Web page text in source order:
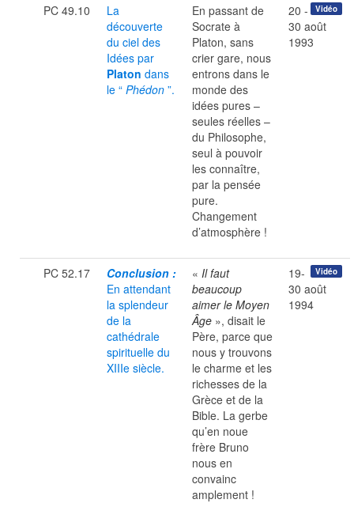
PC 49.10
La
découverte
du ciel des
Idées par
Platon dans
le “ Phédon ”.
En passant de
Socrate à
Platon, sans
crier gare, nous
entrons dans le
monde des
idées pures –
seules réelles –
du Philosophe,
seul à pouvoir
les connaître,
par la pensée
pure.
Changement
d’atmosphère !
Vidéo
20 -
30 août
1993
PC 52.17
Conclusion :
En attendant
la splendeur
de la
cathédrale
spirituelle du
XIIIe siècle.
« Il faut
beaucoup
aimer le Moyen
Âge », disait le
Père, parce que
nous y trouvons
le charme et les
richesses de la
Grèce et de la
Bible. La gerbe
qu’en noue
frère Bruno
nous en
convainc
amplement !
Vidéo
19-
30 août
1994